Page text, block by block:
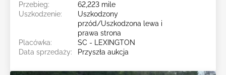
Przebieg:
62,223 mile
Uszkodzenie:
Uszkodzony
przód/Uszkodzona lewa i
prawa strona
Placówka:
SC - LEXINGTON
Data sprzedaży:
Przyszła aukcja